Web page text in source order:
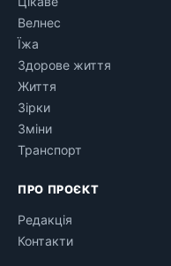
Велнес
Їжа
Здорове життя
Життя
Зірки
Зміни
Транспорт
ПРО ПРОЄКТ
Редакція
Контакти